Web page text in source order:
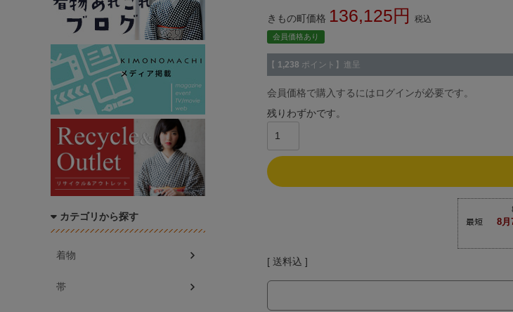
きもの町価格 136,125 税込
会員価格あり
【 1,238 ポイント】進呈
会員価格で購入するにはログインが必要です。
残りわずかです。
送料込
カテゴリから探す
着物
帯